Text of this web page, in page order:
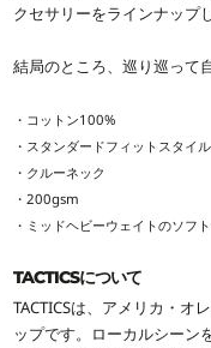
クセサリーをラインナップ
結局のところ、巡り巡って
・コットン100%
・スタンダードフィットスタイル
・クルーネック
・200gsm
・ミッドヘビーウェイトのソフ
TACTICSについて
TACTICSは、アメリカ・オ
ップです。ローカルシーン